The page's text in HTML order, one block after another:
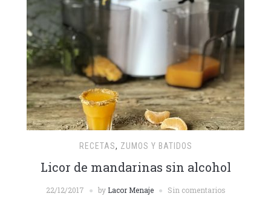
RECETAS, ZUMOS Y BATIDOS
Licor de mandarinas sin alcohol
22/12/2017 by Lacor Menaje Sin comentarios